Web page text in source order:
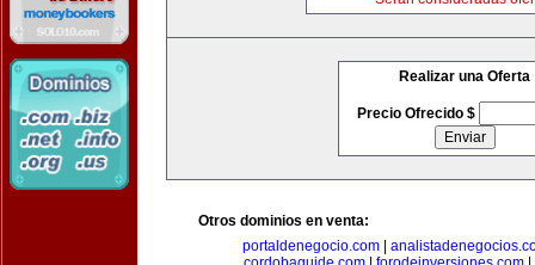
Realizar una Oferta
Precio Ofrecido $
Otros dominios en venta:
portaldenegocio.com|